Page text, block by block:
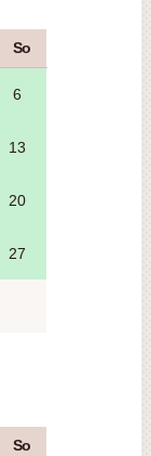
So
6
13
20
27
So